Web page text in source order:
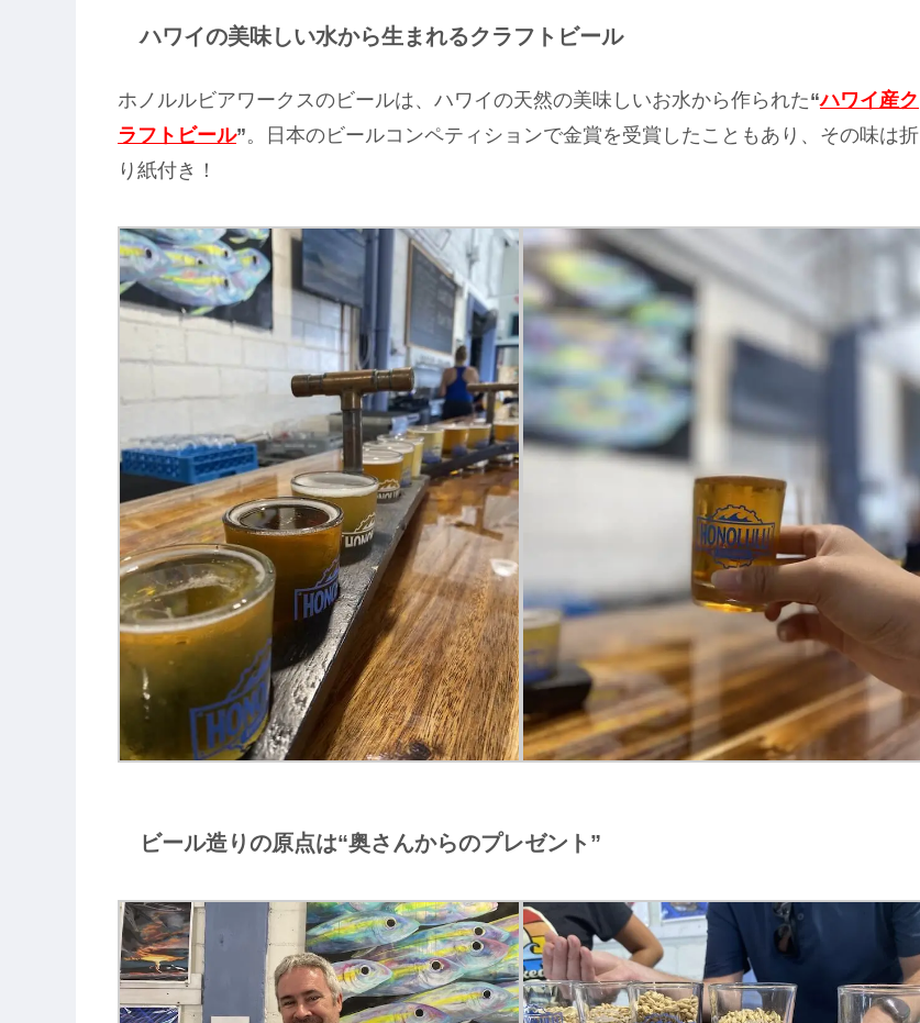
ハワイの美味しい水から生まれるクラフトビール
ホノルルビアワークスのビールは、ハワイの天然の美味しいお水から作られた“ハワイ産ク
ラフトビール”。日本のビールコンペティションで金賞を受賞したこともあり、その味は折
り紙付き！
ビール造りの原点は“奥さんからのプレゼント”